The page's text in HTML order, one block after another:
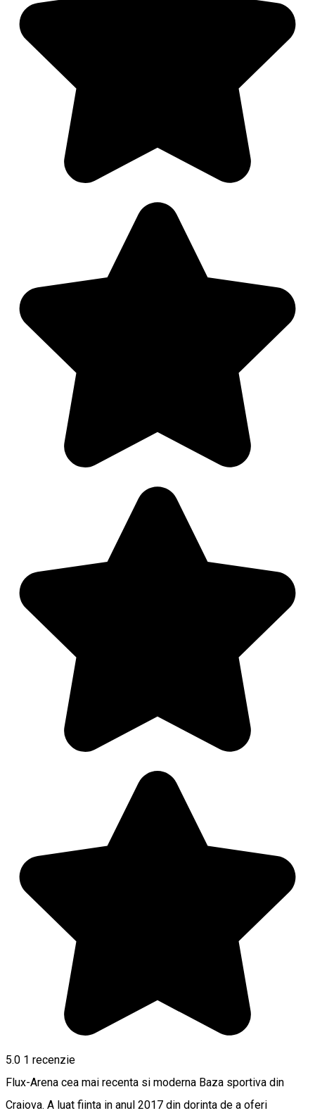
5.0 1 recenzie
Flux-Arena cea mai recenta si moderna Baza sportiva din
Craiova. A luat fiinta in anul 2017 din dorinta de a oferi